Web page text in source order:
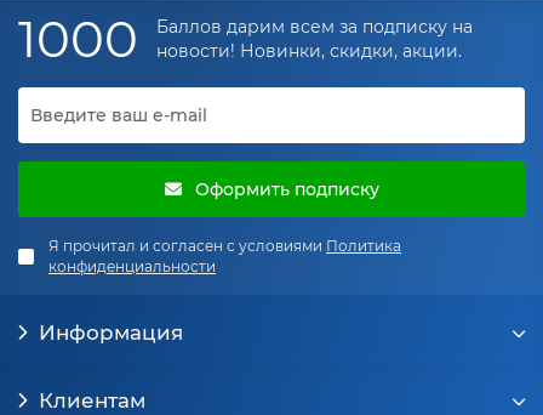
1000
Баллов дарим всем за подписку на
новости! Новинки, скидки, акции.
Оформить подписку
Я прочитал и согласен с условиями Политика
конфиденциальности
Информация
Клиентам